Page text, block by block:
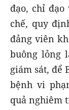
đạo, chỉ
chế, quy
đảng viên
buông lỏng
giám sát, để
bệnh vi
quả nghiêm